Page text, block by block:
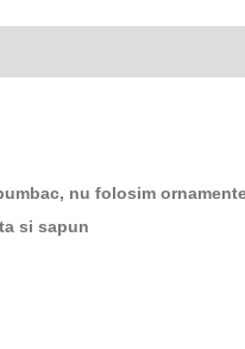
nu folosim
si sapun